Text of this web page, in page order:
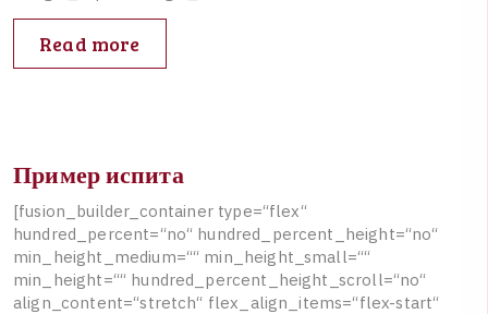
Read more
Пример испита
[fusion builder_ container type=“flex“
hundred percent=“no“ hundred percent height=“no“
min height medium=““ min height small=““
min height=““ hundred percent height scroll=“no“
align content=“stretch“ flex align _items=“flex-start“